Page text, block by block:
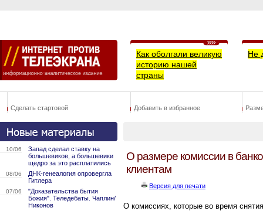
Как оболгали великую
историю нашей
страны
Не
Сделать стартовой Добавить в избранное
10/06
Запад сделал ставку на
большевиков, а большевики
щедро за это расплатились
08/06
ДНК-генеалогия опровергла
Гитлера
07/06
"Доказательства бытия
Божия". Теледебаты. Чаплин/
Никонов
О размере комиссии в
клиентам
Версия для печати
О комиссиях, которые во время